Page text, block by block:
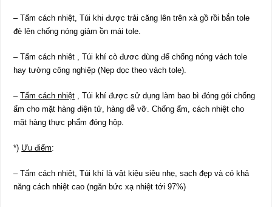
– Tấm cách nhiệt, Túi khi được trải căng lên trên xà gồ rồi bắn tole
đè lên chống nóng giảm ồn mái tole.
– Tấm cách nhiêt , Túi khí cò đươc dùng để chống nóng vách tole
hay tường công nghiệp (Nẹp dọc theo vách tole).
–Tấm cách nhiệt , Túi khí được sử dụng làm bao bì đóng gói chống
ẩm cho mặt hàng điện tử, hàng dễ vỡ. Chống ẩm, cách nhiệt cho
mặt hàng thực phẩm đóng hộp.
*) Ưu điểm:
– Tấm cách nhiệt, Túi khí là vật kiệu siêu nhẹ, sạch đẹp và có khả
năng cách nhiệt cao (ngăn bức xạ nhiệt tới 97%)